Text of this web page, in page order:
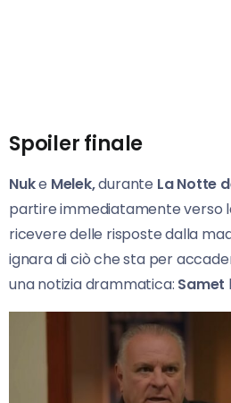
Spoiler finale
Nuke Melek,durante La Notte
partire immediatamente verso
ricevere delle risposte dalla
ignara di ciò che sta per
una notizia drammatica: Samet